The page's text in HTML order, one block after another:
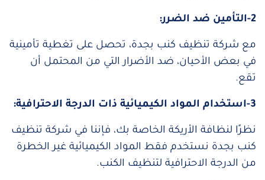
2-التأمين ضد الضرر:
مع شركة تنظيف كنب بجدة، تحصل على تغطية تأمينية
في بعض الأحيان، ضد الأضرار التي من المحتمل أن
تقع.
3-استخدام المواد الكيميائية ذات الدرجة الاحترافية:
نظرًا لنظافة الأريكة الخاصة بك، فإننا في شركة تنظيف
كنب بجدة نستخدم فقط المواد الكيميائية غير الخطرة
من الدرجة الاحترافية لتنظيف الكنب.